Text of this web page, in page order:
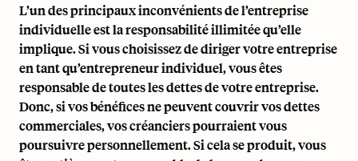
L’un des principaux inconvénients de l’entreprise
individuelle est la responsabilité illimitée qu’elle
implique. Si vous choisissez de diriger votre entreprise
en tant qu’entrepreneur individuel, vous êtes
responsable de toutes les dettes de votre entreprise.
Donc, si vos bénéfices ne peuvent couvrir vos dettes
commerciales, vos créanciers pourraient vous
poursuivre personnellement. Si cela se produit, vous